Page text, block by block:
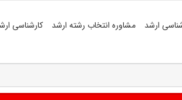
ارشد مشاوره انتخاب رشته ارشد کارشناسی